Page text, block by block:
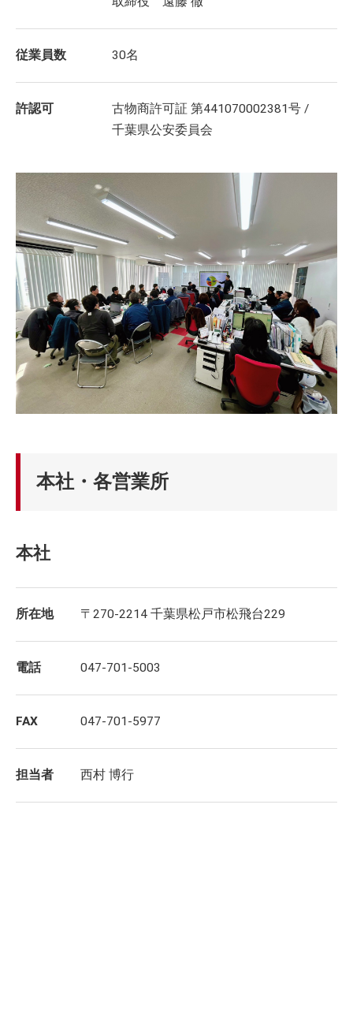
従業員数 30名
許認可
古物商許可証 第441070002381号 /
千葉県公安委員会
本社・各営業所
本社
所在地 〒270-2214 千葉県松戸市松飛台229
電話 047-701-5003
FAX 047-701-5977
担当者 西村 博行